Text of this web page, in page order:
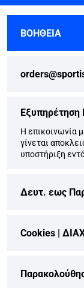
ΒΟΗΘΕΙΑ
Η επικοινωνία
γίνεται
υποστήριξη
Δευτ. εως
Cookies |